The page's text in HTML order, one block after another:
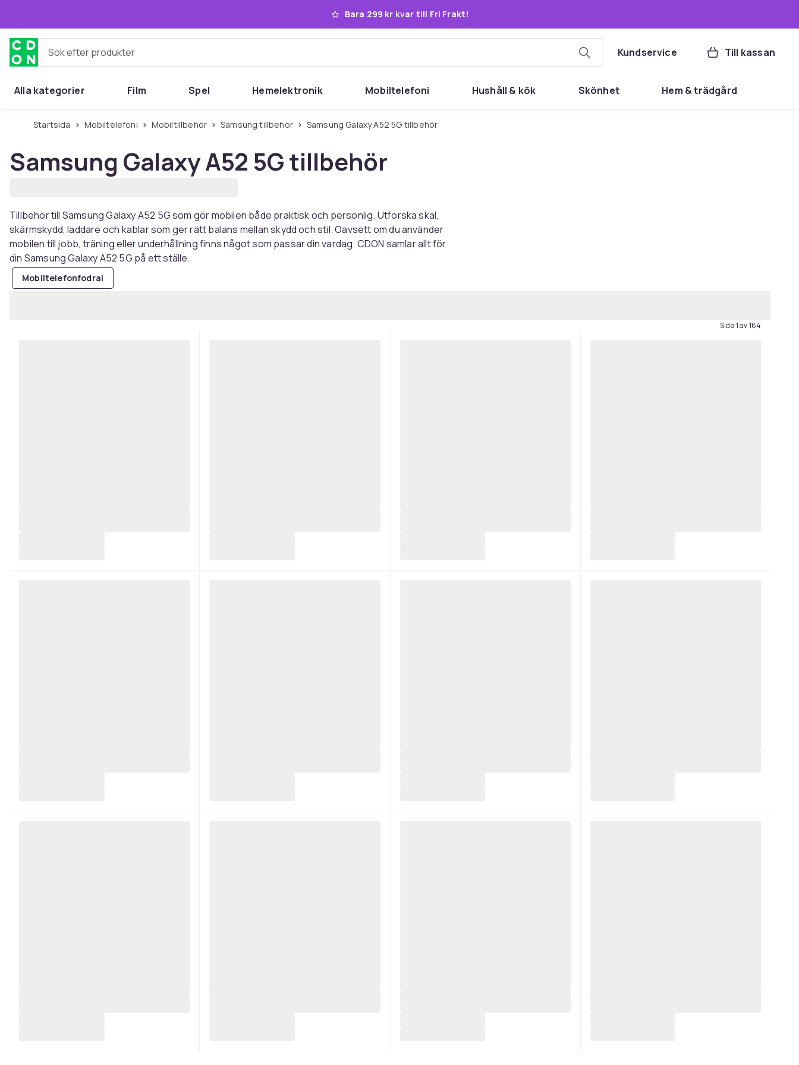
Bara 299 kr kvar till Fri Frakt!
Sök efter produkter Kundservice Till kassan
Alla kategorier Film Spel Hemelektronik Mobiltelefoni Hushåll & kök Skönhet Hem & trädgård
Startsida Mobiltelefoni Mobiltillbehör Samsung tillbehör Samsung Galaxy A52 5G tillbehör
Samsung Galaxy A52 5G tillbehör
Tillbehör till Samsung Galaxy A52 5G som gör mobilen både praktisk och personlig. Utforska skal,
skärmskydd, laddare och kablar som ger rätt balans mellan skydd och stil. Oavsett om du använder
mobilen till jobb, träning eller underhållning finns något som passar din vardag. CDON samlar allt för
din Samsung Galaxy A52 5G på ett ställe.
Mobiltelefonfodral
Sida 1 av 164